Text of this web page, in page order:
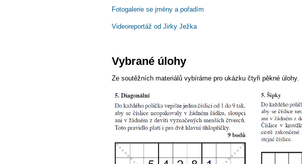
Fotogalerie se jmény a pořadím
Videoreportáž od Jirky Ježka
Vybrané úlohy
Ze soutěžních materiálů vybíráme pro ukázku čtyři pěkné úlohy.